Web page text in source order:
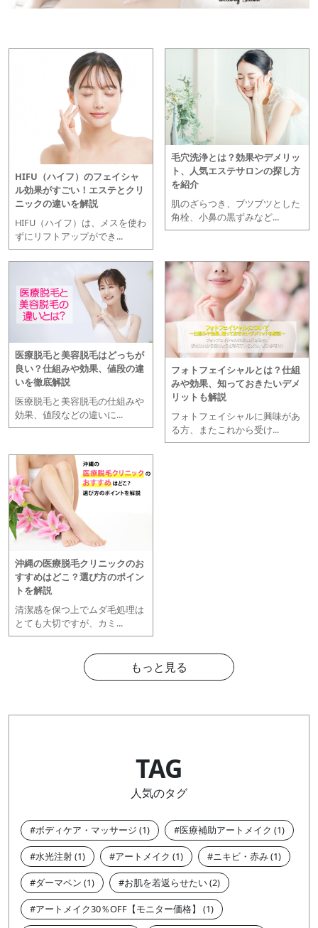
HIFU（ハイフ）のフェイシャ
ル効果がすごい！エステとクリ
ニックの違いを解説
HIFU（ハイフ）は、メスを使わ
ずにリフトアップができ...
毛穴洗浄とは？効果やデメリッ
ト、人気エステサロンの探し方
を紹介
肌のざらつき、ブツブツとした
角栓、小鼻の黒ずみなど...
医療脱毛と美容脱毛はどっちが
良い？仕組みや効果、値段の違
いを徹底解説
医療脱毛と美容脱毛の仕組みや
効果、値段などの違いに...
フォトフェイシャルとは？仕組
みや効果、知っておきたいデメ
リットも解説
フォトフェイシャルに興味があ
る方、またこれから受け...
沖縄の医療脱毛クリニックのお
すすめはどこ？選び方のポイン
トを解説
清潔感を保つ上でムダ毛処理は
とても大切ですが、カミ...
もっと見る
TAG
人気のタグ
ボディケア・マッサージ 医療補助アートメイク
水光注射 アートメイク ニキビ・赤み
ダーマペン お肌を若返らせたい
アートメイク30％OFF【モニター価格】